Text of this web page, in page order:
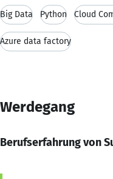
Big Data Python Cloud
Azure data factory
Werdegang
Berufserfahrung von